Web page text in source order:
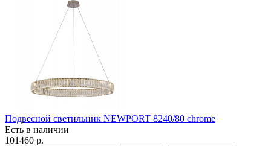
Подвесной светильник NEWPORT 8240/80 chrome
Есть в наличии
101460 р.